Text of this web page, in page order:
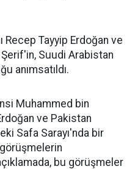
Recep Tayyip Erdoğan ve
Şerif'in, Suudi Arabistan
anımsatıldı.
Muhammed bin
ve Pakistan
Safa Sarayı'nda bir
bu görüşmeler